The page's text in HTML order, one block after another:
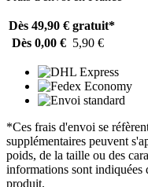
Dès 49,90 € gratuit*
Dès 0,00 € 5,90 €
*Ces frais d'envoi se
supplémentaires peuvent
poids, de la taille ou des
informations sont indiquées
produit.